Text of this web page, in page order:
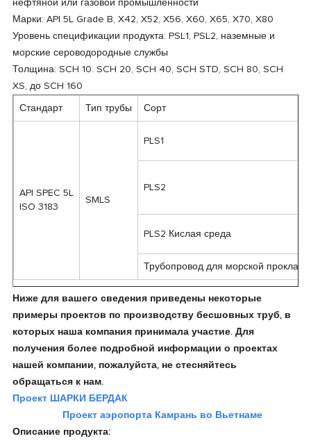
нефтяной или газовой промышленности
Марки: API 5L Grade B, X42, X52, X56, X60, X65, X70, X80
Уровень спецификации продукта: PSL1, PSL2, наземные и
морские сероводородные службы
Толщина: SCH 10. SCH 20, SCH 40, SCH STD, SCH 80, SCH
XS, до SCH 160
Стандарт Тип трубы Сорт
API SPEC 5L
ISO 3183
SMLS
PLS1
PLS2
PLS2 Кислая среда
Трубопровод для морской
Ниже для вашего сведения приведены некоторые
примеры проектов по производству бесшовных труб, в
которых наша компания принимала участие. Для
получения более подробной информации о проектах
нашей компании, пожалуйста, не стесняйтесь
обращаться к нам.
Проект ШАРКИ БЕРДАК
Проект аэропорта Камрань во Вьетнаме
Описание продукта: